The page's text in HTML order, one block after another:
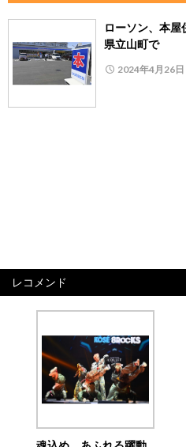
ローソン、本屋
県立山町で
2024年4月26日
レコメンド